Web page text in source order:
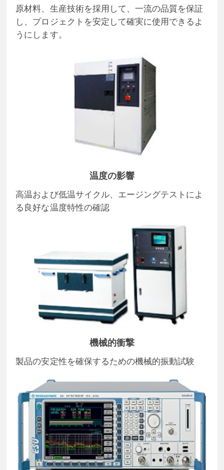
原材料、生産技術を採用して、一流の品質を保証
し、プロジェクトを安定して確実に使用できるよ
うにします。
温度の影響
高温および低温サイクル、エージングテストによ
る良好な温度特性の確認
機械的衝撃
製品の安定性を確保するための機械的振動試験